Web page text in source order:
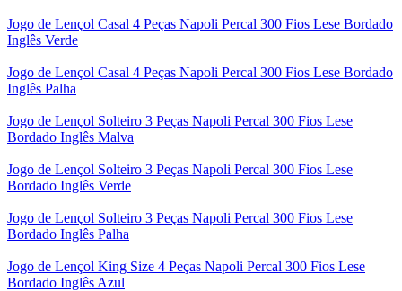
Jogo de Lençol Casal 4 Peças Napoli Percal 300 Fios Lese Bordado
Inglês Verde
Jogo de Lençol Casal 4 Peças Napoli Percal 300 Fios Lese Bordado
Inglês Palha
Jogo de Lençol Solteiro 3 Peças Napoli Percal 300 Fios Lese
Bordado Inglês Malva
Jogo de Lençol Solteiro 3 Peças Napoli Percal 300 Fios Lese
Bordado Inglês Verde
Jogo de Lençol Solteiro 3 Peças Napoli Percal 300 Fios Lese
Bordado Inglês Palha
Jogo de Lençol King Size 4 Peças Napoli Percal 300 Fios Lese
Bordado Inglês Azul